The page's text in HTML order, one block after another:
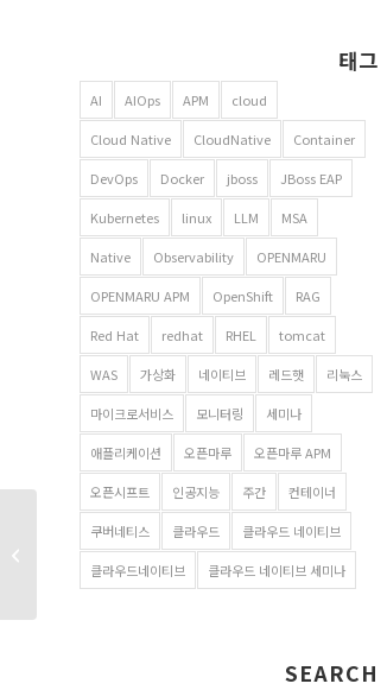
태그
AI AIOps APM cloud
Cloud Native CloudNative Container
DevOps Docker jboss JBoss EAP
Kubernetes linux LLM MSA
Native Observability OPENMARU
OPENMARU APM OpenShift RAG
Red Hat redhat RHEL tomcat
WAS 가상화 네이티브 레드햇 리눅스
마이크로서비스 모니터링 세미나
애플리케이션 오픈마루 오픈마루 APM
오픈시프트 인공지능 주간 컨테이너
쿠버네티스 클라우드 클라우드 네이티브
클라우드네이티브 클라우드 네이티브 세미나
SEARCH
AI 투자 효율 200%
높이는 비밀: 모델
크기보다 중요한 MCP